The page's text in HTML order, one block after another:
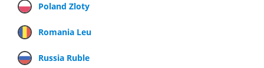
Poland Zloty
Romania Leu
Russia Ruble